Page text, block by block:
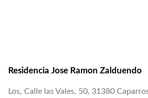
Residencia Jose Ramon Zalduendo
Los, Calle las Vales, 50, 31380